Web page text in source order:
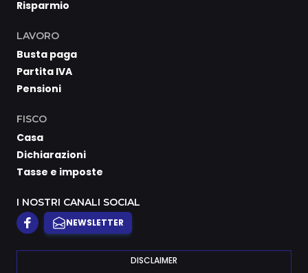
Risparmio
LAVORO
Busta paga
Partita IVA
Pensioni
FISCO
Casa
Dichiarazioni
Tasse e imposte
I NOSTRI CANALI SOCIAL
NEWSLETTER
DISCLAIMER